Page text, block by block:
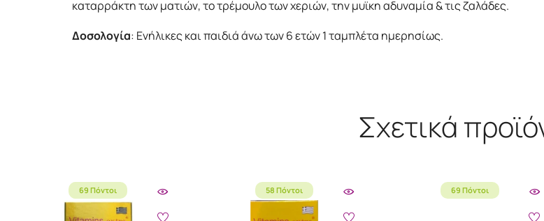
καταρράκτη των ματιών, το τρέμουλο των χεριών, την μυϊκη αδυναμία & τις ζαλάδες.
Δοσολογία: Ενήλικες και παιδιά άνω των 6 ετών 1 ταμπλέτα ημερησίως.
Σχετικά
69 Πόντοι 58 Πόντοι 69 Πόντοι